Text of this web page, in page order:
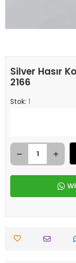
Silver Hasır
2166
Stok: 1